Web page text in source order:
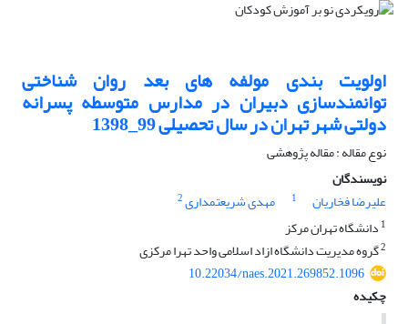
اولویت بندی مولفه های بعد روان شناختی
توانمندسازی دبیران در مدارس متوسطه پسرانه
دولتی شهر تهران در سال تحصیلی 99_1398
نوع مقاله : مقاله پژوهشی
نویسندگان
علیرضا فخاریان
1 مهدی شریعتمداری2
1 دانشگاه تهران مرکز
2گروه مدیریت دانشگاه ازاد اسلامی واحد تهرا مرکزی
10.22034/naes.2021.269852.1096
چکیده